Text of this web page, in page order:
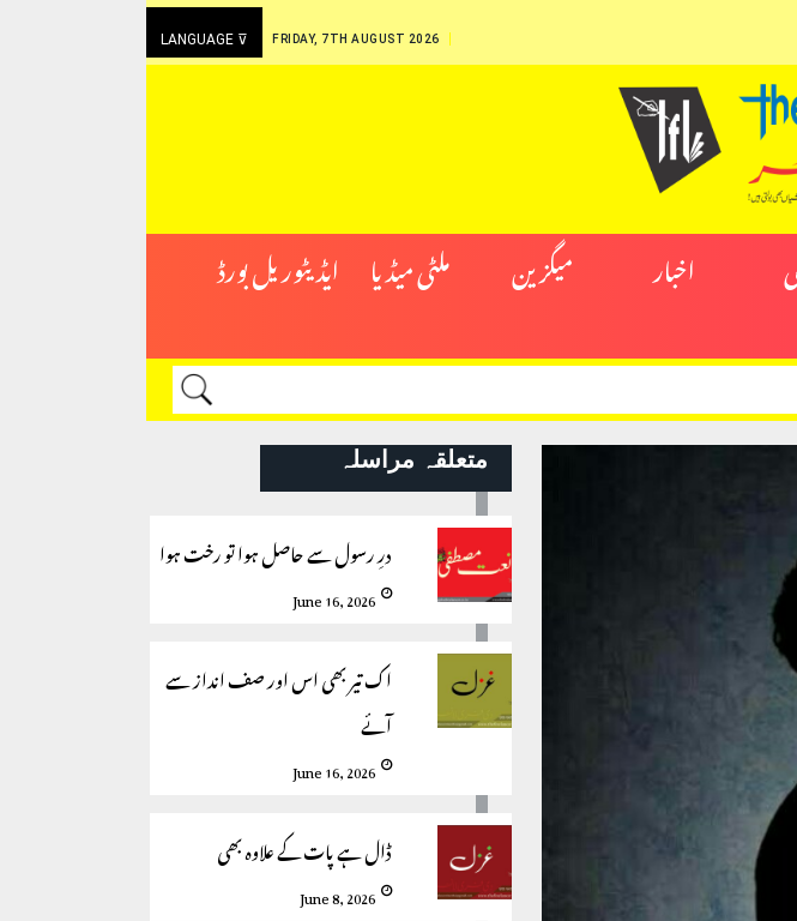
LANGUAGE ⊽ FRIDAY, 7TH AUGUST 2026
اخبار میگزین ملٹی میڈیا ایڈیٹوریل بورڈ
متعلقہ مراسلہ
درِ رسول سے حاصل ہوا تو رخت ہوا
June 16, 2026
اک تیر بھی اس اور صف انداز سے
آئے
June 16, 2026
ڈال ہے پات کے علاوہ بھی
June 8, 2026